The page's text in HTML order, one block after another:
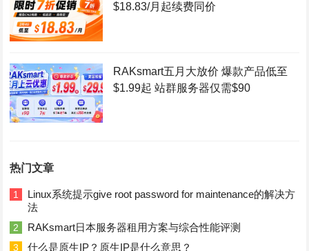
$18.83/月起续费同价
RAKsmart五月大放价 爆款产品低至
$1.99起 站群服务器仅需$90
热门文章
1
Linux系统提示give root password for maintenance的解决方
法
2 RAKsmart日本服务器租用方案与综合性能评测
3 什么是原生IP？原生IP是什么意思？